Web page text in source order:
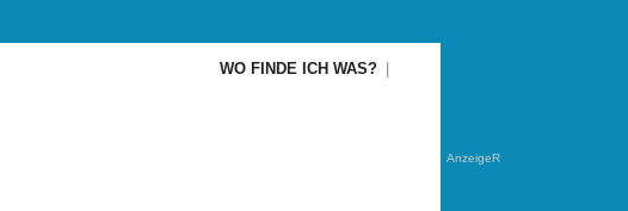
AnzeigeR
WO FINDE ICH WAS?